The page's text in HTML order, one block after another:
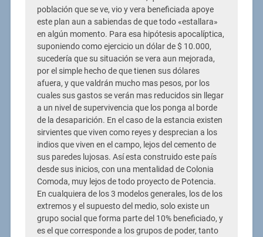
población que se ve, vio y vera beneficiada apoye
este plan aun a sabiendas de que todo «estallara»
en algún momento. Para esa hipótesis apocalíptica,
suponiendo como ejercicio un dólar de $ 10.000,
sucedería que su situación se vera aun mejorada,
por el simple hecho de que tienen sus dólares
afuera, y que valdrán mucho mas pesos, por los
cuales sus gastos se verán mas reducidos sin llegar
a un nivel de supervivencia que los ponga al borde
de la desaparición. En el caso de la estancia existen
sirvientes que viven como reyes y desprecian a los
indios que viven en el campo, lejos del cemento de
sus paredes lujosas. Así esta construido este país
desde sus inicios, con una mentalidad de Colonia
Comoda, muy lejos de todo proyecto de Potencia.
En cualquiera de los 3 modelos generales, los de los
extremos y el supuesto del medio, solo existe un
grupo social que forma parte del 10% beneficiado, y
es el que corresponde a los grupos de poder, tanto